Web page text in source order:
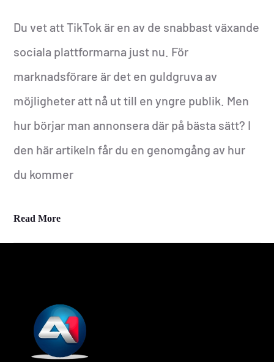
Du vet att TikTok är en av de snabbast växande
sociala plattformarna just nu. För
marknadsförare är det en guldgruva av
möjligheter att nå ut till en yngre publik. Men
hur börjar man annonsera där på bästa sätt? I
den här artikeln får du en genomgång av hur
du kommer
Read More